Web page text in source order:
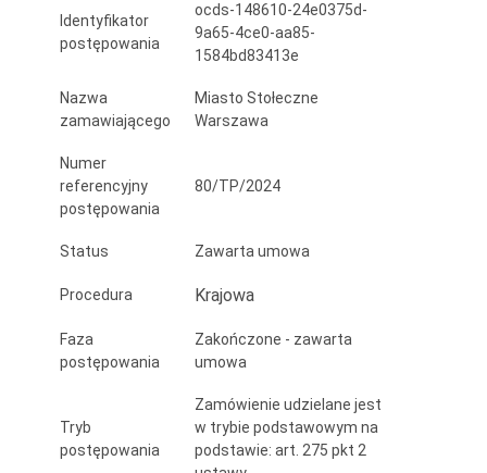
realizacją
zadania
inwestycyjnego
pn.:
Modernizacja
alejek
Arkadia”
Identyfikator
postępowania
ocds-148610-24e0375d-
9a65-4ce0-aa85-
1584bd83413e
Nazwa
zamawiającego
Miasto Stołeczne
Warszawa
Numer
referencyjny
postępowania
80/TP/2024
Status Zawarta umowa
Procedura Krajowa
Faza
postępowania
Zakończone - zawarta
umowa
Tryb
postępowania
Zamówienie udzielane jest
w trybie podstawowym na
podstawie: art. 275 pkt 2